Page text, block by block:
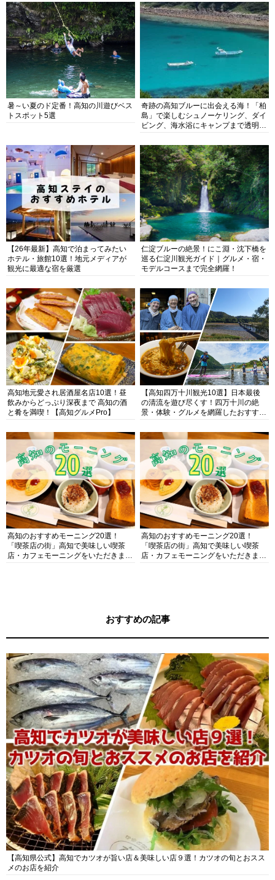
暑～い夏のド定番！高知の川遊びベス
トスポット5選
奇跡の高知ブルーに出会える海！「柏
島」で楽しむシュノーケリング、ダイ
ビング、海水浴にキャンプまで透明度
【26年最新】高知で泊まってみたい
ホテル・旅館10選！地元メディアが
観光に最適な宿を厳選
仁淀ブルーの絶景！にこ淵・沈下橋を
巡る仁淀川観光ガイド｜グルメ・宿・
モデルコースまで完全網羅！
高知地元愛され居酒屋名店10選！昼
飲みからどっぷり深夜まで 高知の酒
と肴を満喫！【高知グルメPro】
【高知四万十川観光10選】日本最後
の清流を遊び尽くす！四万十川の絶
景・体験・グルメを網羅したおすすめ
高知のおすすめモーニング20選！
「喫茶店の街」高知で美味しい喫茶
店・カフェモーニングをいただきま
高知のおすすめモーニング20選！
「喫茶店の街」高知で美味しい喫茶
店・カフェモーニングをいただきま
おすすめの記事
【高知県公式】高知でカツオが旨い店＆美味しい店９選！カツオの旬とおスス
メのお店を紹介